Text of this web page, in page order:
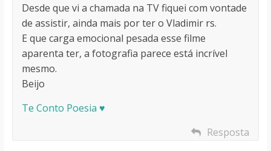
Desde que vi a chamada na TV fiquei com vontade
de assistir, ainda mais por ter o Vladimir rs.
E que carga emocional pesada esse filme
aparenta ter, a fotografia parece está incrível
mesmo.
Beijo
Te Conto Poesia ♥
Resposta